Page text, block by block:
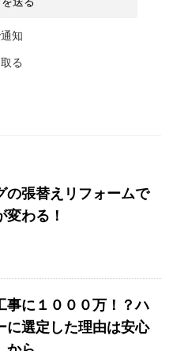
知
る
の張替えリフォームで
変わる！
事に１０００万！？ハ
に選定した理由は安心